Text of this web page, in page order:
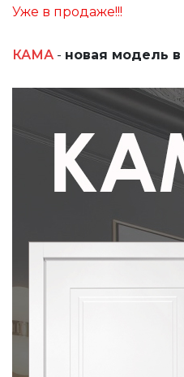
Уже в продаже!!!
КАМА - новая модель в